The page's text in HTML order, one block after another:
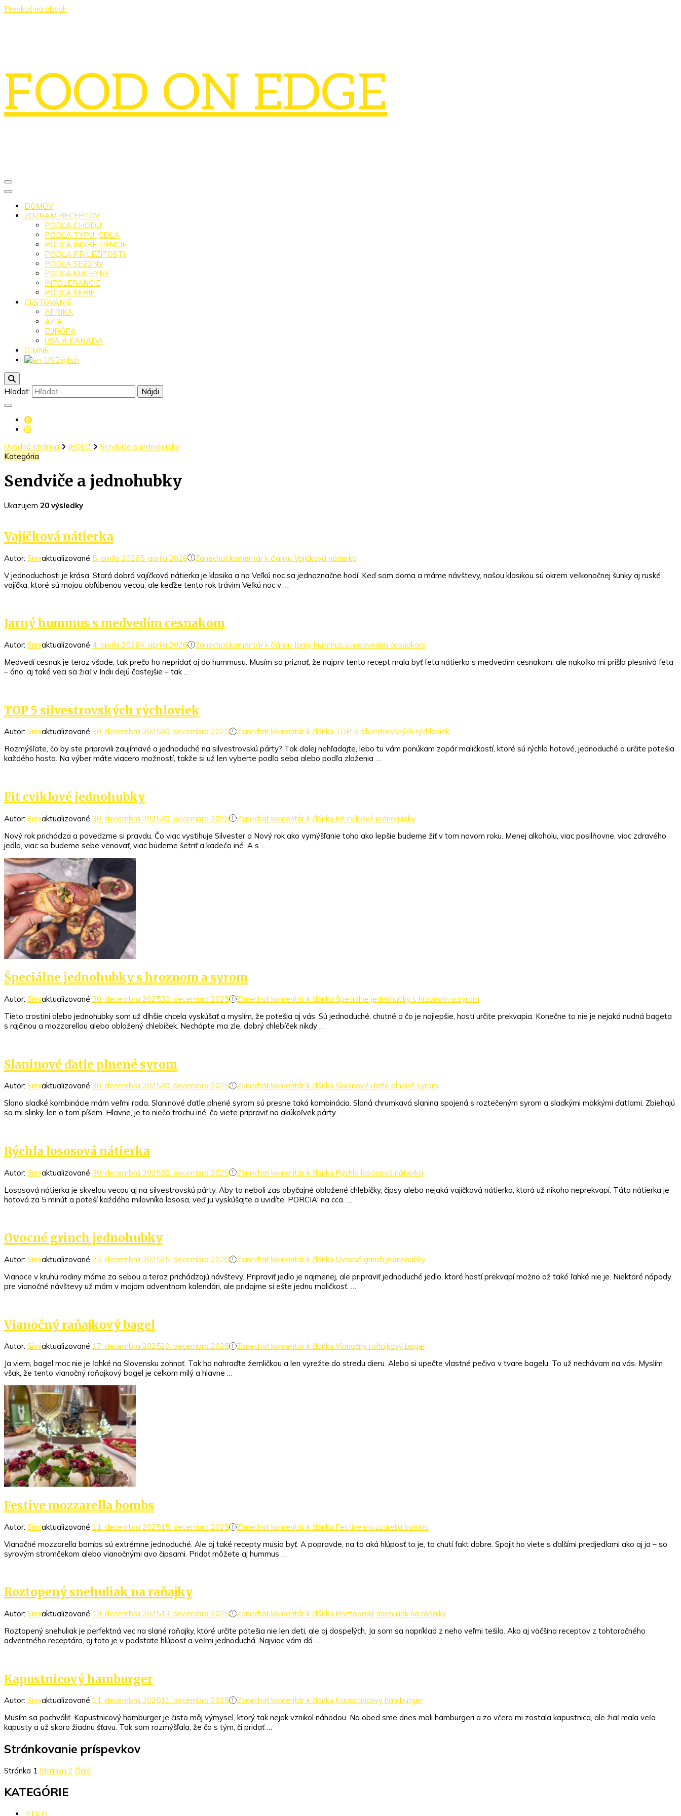
Preskoč na obsah
FOOD ON EDGE
DOMOV
ZOZNAM RECEPTOV
PODĽA CHODU
PODĽA TYPU JEDLA
PODĽA INGREDIENCIE
PODĽA PRÍLEŽITOSTI
PODĽA SEZÓNY
PODĽA KUCHYNE
INTOLERANCIE
PODĽA SÉRIE
CESTOVANIE
AFRIKA
ÁZIA
EURÓPA
USA A KANADA
O MNE
English
Hľadať:
Úvodná stránka JEDLO
Sendviče a jednohubky
Kategória
Sendviče a jednohubky
Ukazujem 20 výsledky
Vajíčková nátierka
Autor: Simiaktualizované 5. apríla 20265. apríla 2026 Zanechať komentár k článku Vajíčková nátierka
V jednoduchosti je krása. Stará dobrá vajíčková nátierka je klasika a na Veľkú noc sa jednoznačne hodí. Keď som doma a máme návštevy, našou klasikou sú okrem veľkonočnej šunky aj ruské
vajíčka, ktoré sú mojou obľúbenou vecou, ale keďže tento rok trávim Veľkú noc v …
Jarný hummus s medvedím cesnakom
Autor: Simiaktualizované 4. apríla 20264. apríla 2026 Zanechať komentár k článku Jarný hummus s medvedím cesnakom
Medvedí cesnak je teraz všade, tak prečo ho nepridať aj do hummusu. Musím sa priznať, že najprv tento recept mala byť feta nátierka s medvedím cesnakom, ale nakoľko mi prišla plesnivá feta
– áno, aj také veci sa žiaľ v Indii dejú častejšie – tak …
TOP 5 silvestrovských rýchloviek
Autor: Simiaktualizované 30. decembra 202530. decembra 2025 Zanechať komentár k článku TOP 5 silvestrovských rýchloviek
Rozmýšľate, čo by ste pripravili zaujímavé a jednoduché na silvestrovskú párty? Tak ďalej nehľadajte, lebo tu vám ponúkam zopár maličkostí, ktoré sú rýchlo hotové, jednoduché a určite potešia
každého hosťa. Na výber máte viacero možností, takže si už len vyberte podľa seba alebo podľa zloženia …
Fit cviklové jednohubky
Autor: Simiaktualizované 30. decembra 202530. decembra 2025 Zanechať komentár k článku Fit cviklové jednohubky
Nový rok prichádza a povedzme si pravdu. Čo viac vystihuje Silvester a Nový rok ako vymýšľanie toho ako lepšie budeme žiť v tom novom roku. Menej alkoholu, viac posilňovne, viac zdravého
jedla, viac sa budeme sebe venovať, viac budeme šetriť a kadečo iné. A s …
Špeciálne jednohubky s hroznom a syrom
Autor: Simiaktualizované 30. decembra 202530. decembra 2025 Zanechať komentár k článku Špeciálne jednohubky s hroznom a syrom
Tieto crostini alebo jednohubky som už dlhšie chcela vyskúšať a myslím, že potešia aj vás. Sú jednoduché, chutné a čo je najlepšie, hostí určite prekvapia. Konečne to nie je nejaká nudná bageta
s rajčinou a mozzarellou alebo obložený chlebíček. Nechápte ma zle, dobrý chlebíček nikdy …
Slaninové ďatle plnené syrom
Autor: Simiaktualizované 30. decembra 202530. decembra 2025 Zanechať komentár k článku Slaninové ďatle plnené syrom
Slano sladké kombinácie mám veľmi rada. Slaninové ďatle plnené syrom sú presne taká kombinácia. Slaná chrumkavá slanina spojená s roztečeným syrom a sladkými mäkkými ďatľami. Zbiehajú
sa mi slinky, len o tom píšem. Hlavne, je to niečo trochu iné, čo viete pripraviť na akúkoľvek párty. …
Rýchla lososová nátierka
Autor: Simiaktualizované 30. decembra 202530. decembra 2025 Zanechať komentár k článku Rýchla lososová nátierka
Lososová nátierka je skvelou vecou aj na silvestrovskú párty. Aby to neboli zas obyčajné obložené chlebíčky, čipsy alebo nejaká vajíčková nátierka, ktorá už nikoho neprekvapí. Táto nátierka je
hotová za 5 minút a poteší každého milovníka lososa, veď ju vyskúšajte a uvidíte. PORCIA: na cca. …
Ovocné grinch jednohubky
Autor: Simiaktualizované 25. decembra 202525. decembra 2025 Zanechať komentár k článku Ovocné grinch jednohubky
Vianoce v kruhu rodiny máme za sebou a teraz prichádzajú návštevy. Pripraviť jedlo je najmenej, ale pripraviť jednoduché jedlo, ktoré hostí prekvapí možno až také ľahké nie je. Niektoré nápady
pre vianočné návštevy už mám v mojom adventnom kalendári, ale pridajme si ešte jednu maličkosť. …
Vianočný raňajkový bagel
Autor: Simiaktualizované 17. decembra 202520. decembra 2025 Zanechať komentár k článku Vianočný raňajkový bagel
Ja viem, bagel moc nie je ľahké na Slovensku zohnať. Tak ho nahraďte žemličkou a len vyrežte do stredu dieru. Alebo si upečte vlastné pečivo v tvare bagelu. To už nechávam na vás. Myslím
však, že tento vianočný raňajkový bagel je celkom milý a hlavne …
Festive mozzarella bombs
Autor: Simiaktualizované 11. decembra 202515. decembra 2025 Zanechať komentár k článku Festive mozzarella bombs
Vianočné mozzarella bombs sú extrémne jednoduché. Ale aj také recepty musia byť. A popravde, na to aká hlúposť to je, to chutí fakt dobre. Spojiť ho viete s ďalšími predjedlami ako aj ja – so
syrovým stromčekom alebo vianočnými avo čipsami. Pridať môžete aj hummus …
Roztopený snehuliak na raňajky
Autor: Simiaktualizované 13. decembra 202513. decembra 2025 Zanechať komentár k článku Roztopený snehuliak na raňajky
Roztopený snehuliak je perfektná vec na slané raňajky, ktoré určite potešia nie len deti, ale aj dospelých. Ja som sa napríklad z neho veľmi tešila. Ako aj väčšina receptov z tohtoročného
adventného receptára, aj toto je v podstate hlúposť a veľmi jednoduchá. Najviac vám dá …
Kapustnicový hamburger
Autor: Simiaktualizované 11. decembra 202511. decembra 2025 Zanechať komentár k článku Kapustnicový hamburger
Musím sa pochváliť. Kapustnicový hamburger je čisto môj výmysel, ktorý tak nejak vznikol náhodou. Na obed sme dnes mali hamburgeri a zo včera mi zostala kapustnica, ale žiaľ mala veľa
kapusty a už skoro žiadnu šťavu. Tak som rozmýšľala, že čo s tým, či pridať …
Stránkovanie príspevkov
Stránka 1 Stránka 2 Ďalší
KATEGÓRIE
JEDLO